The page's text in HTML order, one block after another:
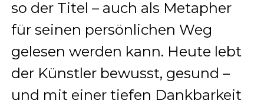
so der Titel – auch als Metapher
für seinen persönlichen Weg
gelesen werden kann. Heute lebt
der Künstler bewusst, gesund –
und mit einer tiefen Dankbarkeit